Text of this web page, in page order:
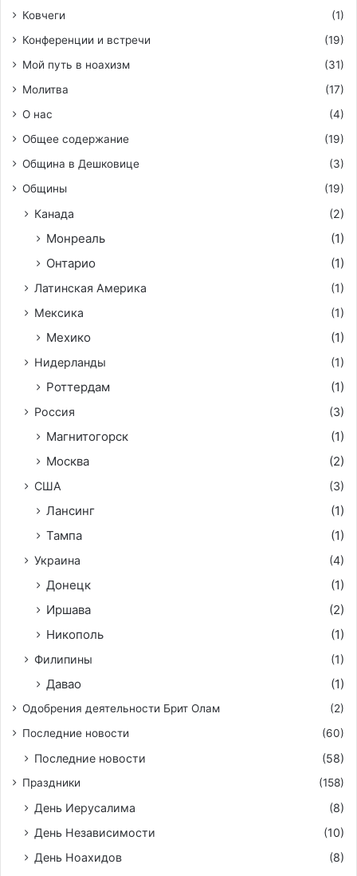
Ковчеги
(1)
Конференции и встречи
(19)
Мой путь в ноахизм
(31)
Молитва
(17)
О нас
(4)
Общее содержание
(19)
Община в Дешковице
(3)
Общины
(19)
Канада (2)
Монреаль
(1)
Онтарио
(1)
Латинская Америка
(1)
Мексика
(1)
Мехико (1)
Нидерланды (1)
Роттердам (1)
Россия (3)
Магнитогорск
(1)
Москва
(2)
США (3)
Лансинг
(1)
Тампа
(1)
Украина (4)
Донецк
(1)
Иршава
(2)
Никополь
(1)
Филипины (1)
Давао (1)
Одобрения деятельности Брит Олам
(2)
Последние новости
(60)
Последние новости (58)
Праздники (158)
День Иерусалима
(8)
День Независимости
(10)
День Ноахидов
(8)